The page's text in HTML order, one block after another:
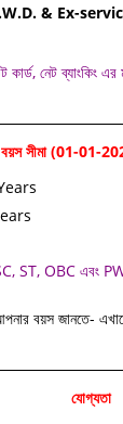
& Ex-
কার্ড, নেট ব্যাংকিং
বয়স সীমা (01-01-
SC, ST, OBC এবং
বয়স জানতে-
যোগ্যতা